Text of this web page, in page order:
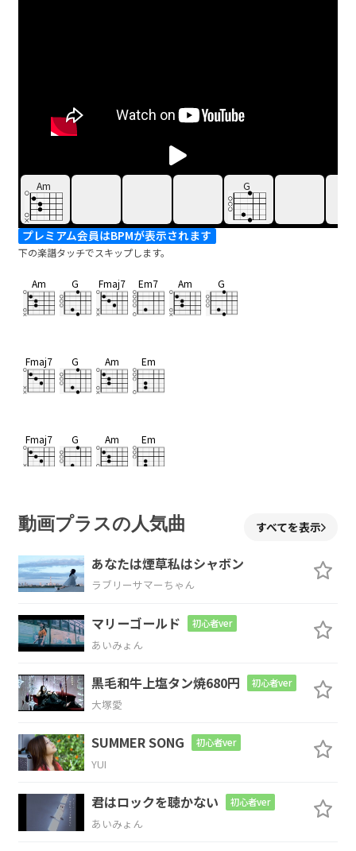
Am G
プレミアム会員はBPMが表示されます
下の楽譜タッチでスキップします。
Am G Fmaj7 Em7 Am G
Fmaj7 G Am Em
Fmaj7 G Am Em
Fmaj7
いつからだっけ こうやって
あれや
G
これやと 憶いだすのは
Am
あーだこーだ 言ってる間に
また
Em
後悔を重ねる
Fmaj7
動画プラスの人気曲 すべてを表示
あなたは煙草私はシャボン
ラブリーサマーちゃん
マリーゴールド 初心者ver
あいみょん
黒毛和牛上塩タン焼680円 初心者ver
大塚愛
SUMMER SONG 初心者ver
YUI
君はロックを聴かない 初心者ver
あいみょん